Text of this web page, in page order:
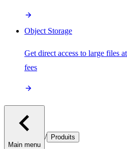
Object Storage
Get direct access to large files
fees
Main menu
/ Produits